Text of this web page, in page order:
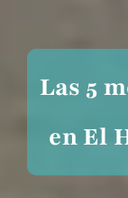
Las 5
en El